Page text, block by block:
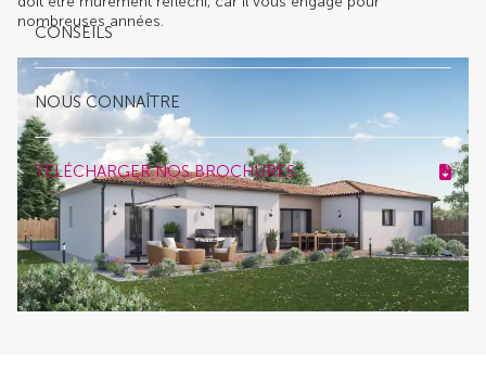
CONSEILS
NOUS CONNAÎTRE
TÉLÉCHARGER NOS BROCHURES
nombreuses années.